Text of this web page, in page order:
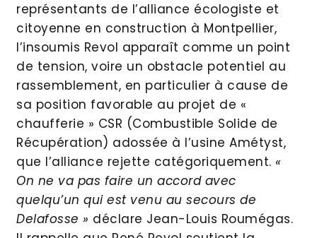
représentants de l’alliance écologiste et
citoyenne en construction à Montpellier,
l’insoumis Revol apparaît comme un point
de tension, voire un obstacle potentiel au
rassemblement, en particulier à cause de
sa position favorable au projet de «
chaufferie » CSR (Combustible Solide de
Récupération) adossée à l’usine Amétyst,
que l’alliance rejette catégoriquement. «
On ne va pas faire un accord avec
quelqu’un qui est venu au secours de
Delafosse » déclare Jean-Louis Roumégas.